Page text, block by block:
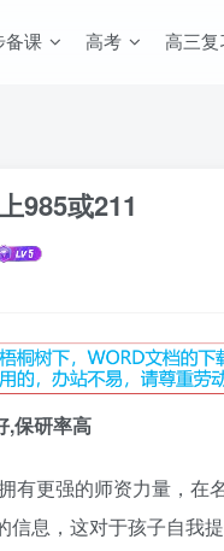
备课 高考 高三复
985或211
,保研率高
有更强的师资力量，在
信息，这对于孩子自我